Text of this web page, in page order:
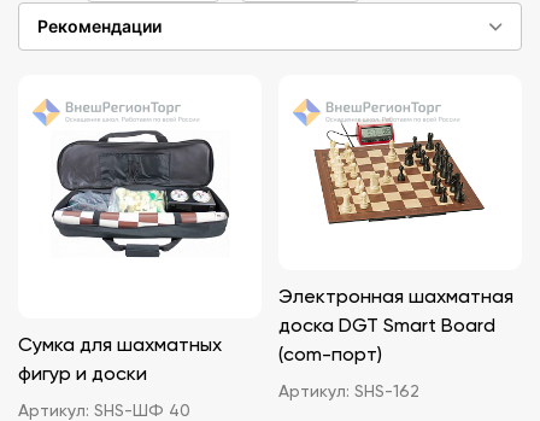
Рекомендации
Сумка для шахматных
фигур и доски
Артикул: SHS-ШФ 40
Электронная шахматная
доска DGT Smart Board
(com-порт)
Артикул: SHS-162